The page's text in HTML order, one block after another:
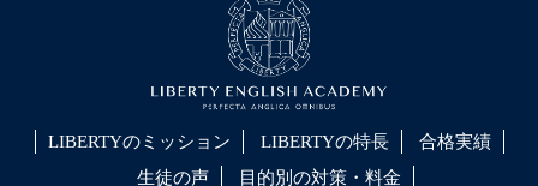
LIBERTYのミッション LIBERTYの特長
合格実績
生徒の声
目的別の対策・料金